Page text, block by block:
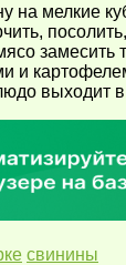
на мелкие
замесить
и
выходит
свинины